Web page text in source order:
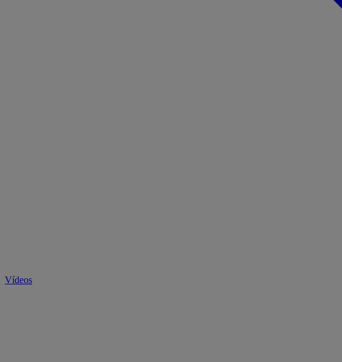
Vídeos